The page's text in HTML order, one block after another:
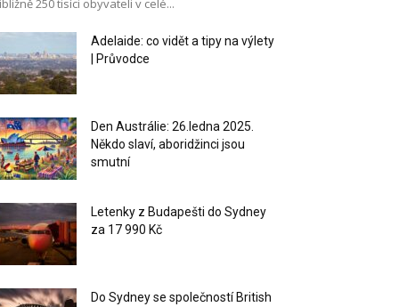
250 tisíci obyvateli v celé...
Adelaide: co vidět a tipy na výlety
| Průvodce
Den Austrálie: 26.ledna 2025.
Někdo slaví, aboridžinci jsou
smutní
Letenky z Budapešti do Sydney
za 17 990 Kč
Do Sydney se společností British